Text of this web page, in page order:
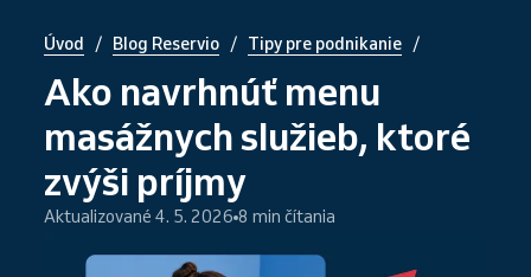
Úvod / Blog Reservio / Tipy pre podnikanie /
Ako navrhnúť menu
masážnych služieb, ktoré
zvýši príjmy
Aktualizované 4. 5. 2026 8 min čítania